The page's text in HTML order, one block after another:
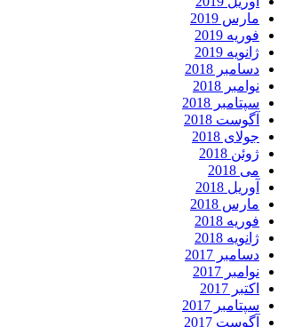
مارس 2019
فوریه 2019
ژانویه 2019
دسامبر 2018
نوامبر 2018
سپتامبر 2018
آگوست 2018
جولای 2018
ژوئن 2018
می 2018
آوریل 2018
مارس 2018
فوریه 2018
ژانویه 2018
دسامبر 2017
نوامبر 2017
اکتبر 2017
سپتامبر 2017
آگوست 2017